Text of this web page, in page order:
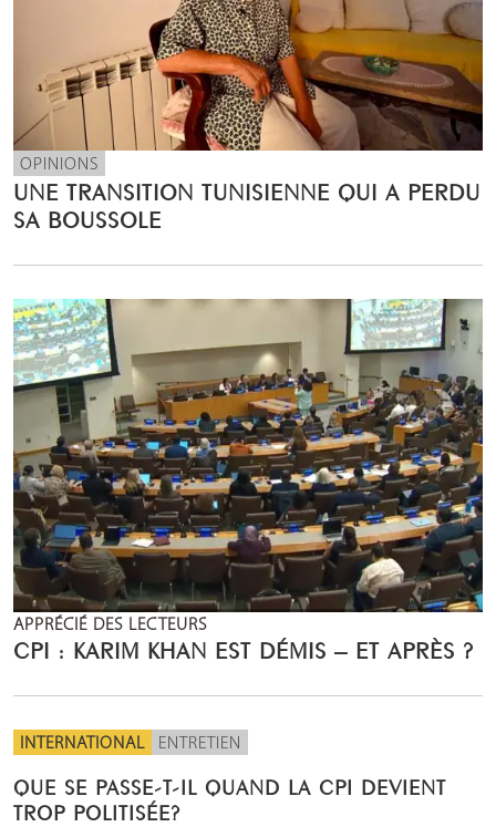
OPINIONS
UNE TRANSITION TUNISIENNE QUI A PERDU
SA BOUSSOLE
APPRÉCIÉ DES LECTEURS
CPI : KARIM KHAN EST DÉMIS – ET APRÈS ?
INTERNATIONAL ENTRETIEN
QUE SE PASSE-T-IL QUAND LA CPI DEVIENT
TROP POLITISÉE?